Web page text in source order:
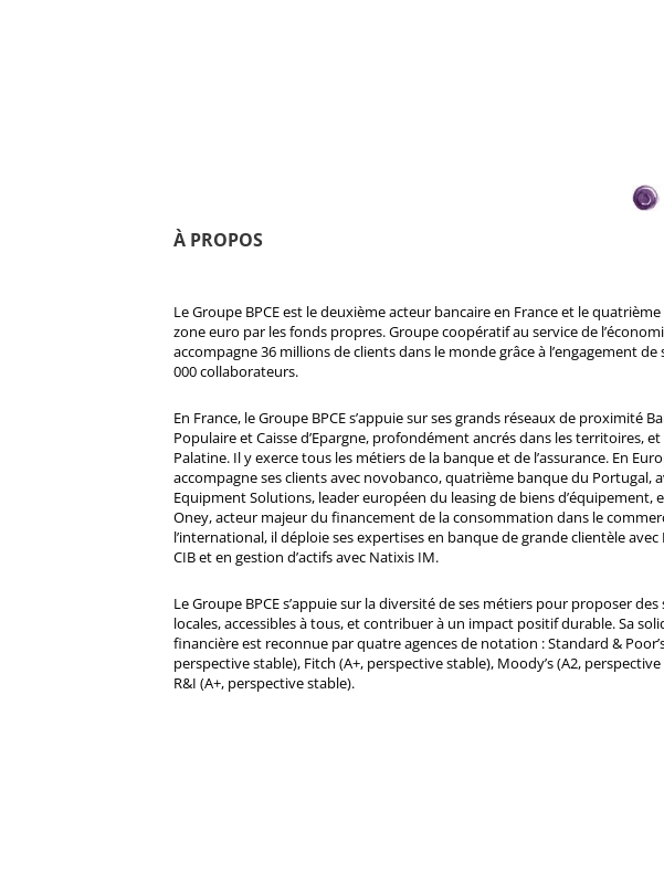
À PROPOS
Le Groupe BPCE est le deuxième acteur bancaire en France et le quatrième
zone euro par les fonds propres. Groupe coopératif au service de
accompagne 36 millions de clients dans le monde grâce à l’engagement de
000 collaborateurs.
En France, le Groupe BPCE s’appuie sur ses grands réseaux de proximité
Populaire et Caisse d’Epargne, profondément ancrés dans les territoires,
Palatine. Il y exerce tous les métiers de la banque et de l’assurance. En
accompagne ses clients avec novobanco, quatrième banque du Portugal,
Equipment Solutions, leader européen du leasing de biens d’équipement,
Oney, acteur majeur du financement de la consommation dans le
l’international, il déploie ses expertises en banque de grande clientèle avec
CIB et en gestion d’actifs avec Natixis IM.
Le Groupe BPCE s’appuie sur la diversité de ses métiers pour proposer
locales, accessibles à tous, et contribuer à un impact positif durable. Sa
financière est reconnue par quatre agences de notation : Standard &
perspective stable), Fitch (A+, perspective stable), Moody’s (A2,
R&I (A+, perspective stable).